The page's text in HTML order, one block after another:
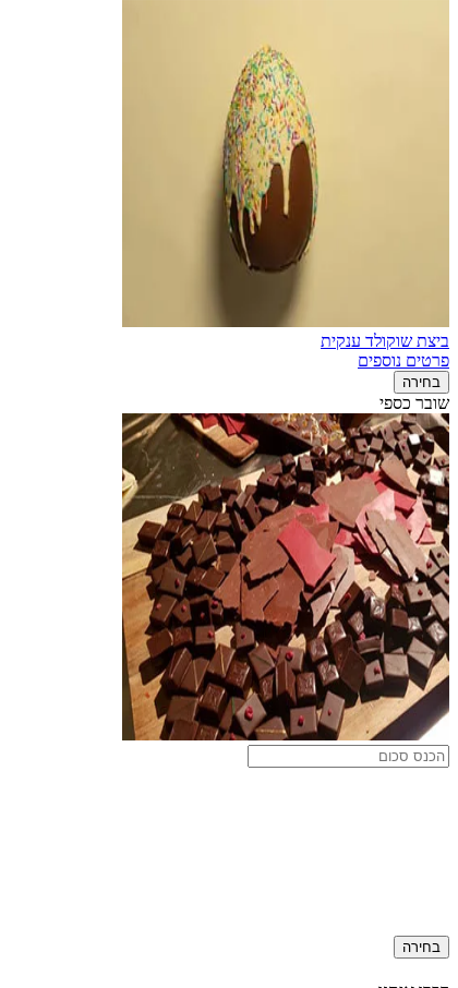
ביצת שוקולד ענקית
פרטים נוספים
בחירה
שובר כספי
בחירה